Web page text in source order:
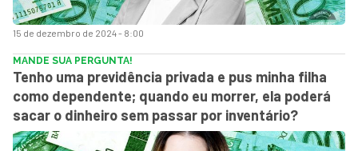
15 de dezembro de 2024 - 8:00
MANDE SUA PERGUNTA!
Tenho uma previdência privada e pus minha filha
como dependente; quando eu morrer, ela poderá
sacar o dinheiro sem passar por inventário?